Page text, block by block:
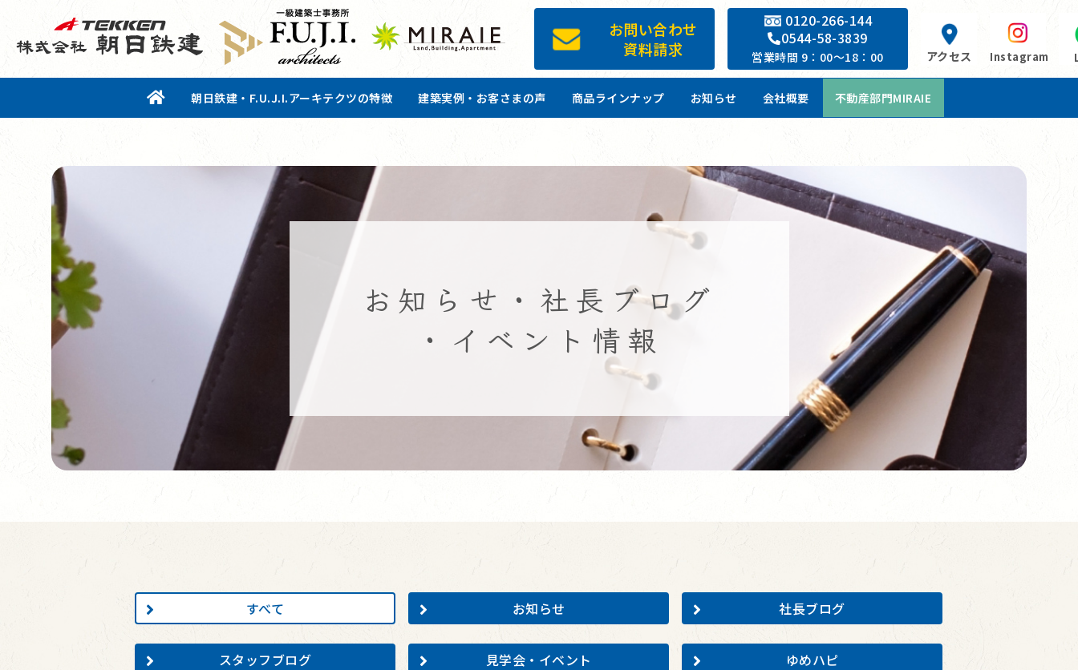
お問い合わせ
資料請求
0120-266-144
0544-58-3839
営業時間 9：00～18：00 アクセス Instagram
朝日鉄建・F.U.J.I.アーキテクツの特徴 建築実例・お客さまの声 商品ラインナップ お知らせ 会社概要 不動産部門MIRAIE
お知らせ・社長ブログ
・イベント情報
すべて お知らせ 社長ブログ
スタッフブログ 見学会・イベント ゆめハピ